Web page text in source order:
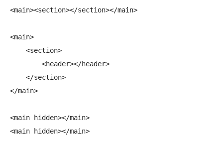
<main><section></section></main>
<main>
    <section>
        <header></header>
    </section>
</main>
<main hidden></main>
<main hidden></main>